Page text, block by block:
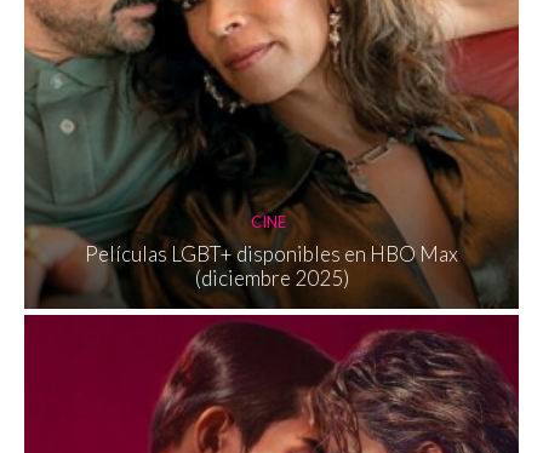
CINE
Películas LGBT+ disponibles en HBO Max
(diciembre 2025)